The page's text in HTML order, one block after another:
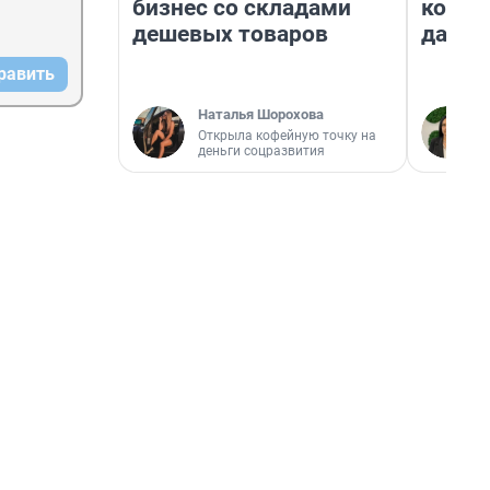
бизнес со складами
дешевых товаров
Наталья Шорохова
Открыла кофейную точку на
деньги соцразвития
даже